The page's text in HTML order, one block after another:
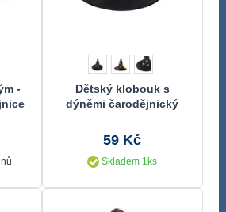
-
Dětský klobouk s
dýněmi čarodějnický
59 Kč
Skladem 1ks